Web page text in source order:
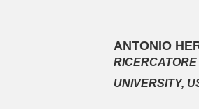
ANTONIO
UNIVERSITY,